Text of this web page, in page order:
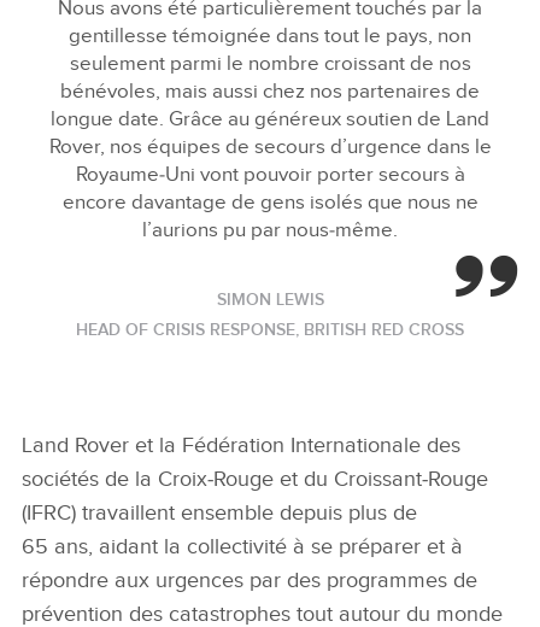
Nous avons été particulièrement touchés par la
gentillesse témoignée dans tout le pays, non
seulement parmi le nombre croissant de nos
bénévoles, mais aussi chez nos partenaires de
longue date. Grâce au généreux soutien de Land
Rover, nos équipes de secours d’urgence dans le
Royaume‑Uni vont pouvoir porter secours à
encore davantage de gens isolés que nous ne
l’aurions pu par nous‑même.
SIMON LEWIS
HEAD OF CRISIS RESPONSE, BRITISH RED CROSS
Land Rover et la Fédération Internationale des
sociétés de la Croix‑Rouge et du Croissant‑Rouge
(IFRC) travaillent ensemble depuis plus de
65 ans, aidant la collectivité à se préparer et à
répondre aux urgences par des programmes de
prévention des catastrophes tout autour du monde